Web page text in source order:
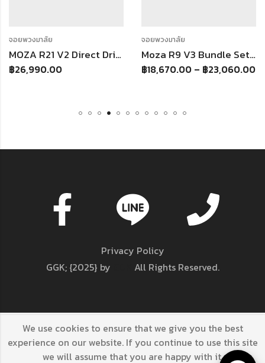
จอยพวงมาลัย
MOZA R21 V2 Direct Drive Wheelbase จอยพวงมาลัย Direct Drive 21 nm
฿26,990.00
จอยพวงมาลัย
Moza R9 V3 Bundle Set ชุดจอยพวงมาลัยระบบ Direct Drive 9 Nm รองรับ PC (ประกันศูนย์ 1 ปี)
฿18,670.00 – ฿23,060.00
Privacy Policy
GGK; {2025} by
All Rights Reserved.
GGK; {2025} byGGK All Rights Reserved.
We use cookies to ensure that we give you the best
experience on our website. If you continue to use this site
we will assume that you are happy with it.